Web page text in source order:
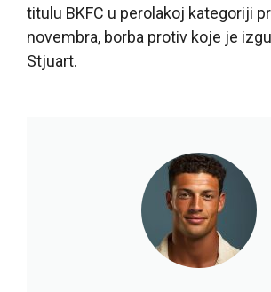
titulu BKFC u perolakoj kategoriji
novembra, borba protiv koje je
Stjuart.